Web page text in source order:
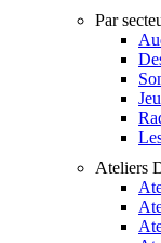
Par
Ateliers